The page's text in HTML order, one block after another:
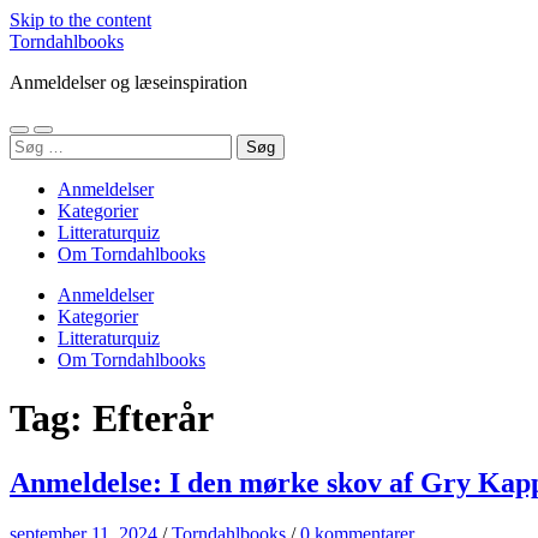
Skip to the content
Torndahlbooks
Anmeldelser og læseinspiration
Toggle
mobile
Toggle
search
Søg
efter:
Anmeldelser
Kategorier
Litteraturquiz
Om Torndahlbooks
Anmeldelser
Kategorier
Litteraturquiz
Om Torndahlbooks
Tag: Efterår
Anmeldelse: I den mørke skov af Gry
september 11, 2024 /Torndahlbooks /0 kommentarer